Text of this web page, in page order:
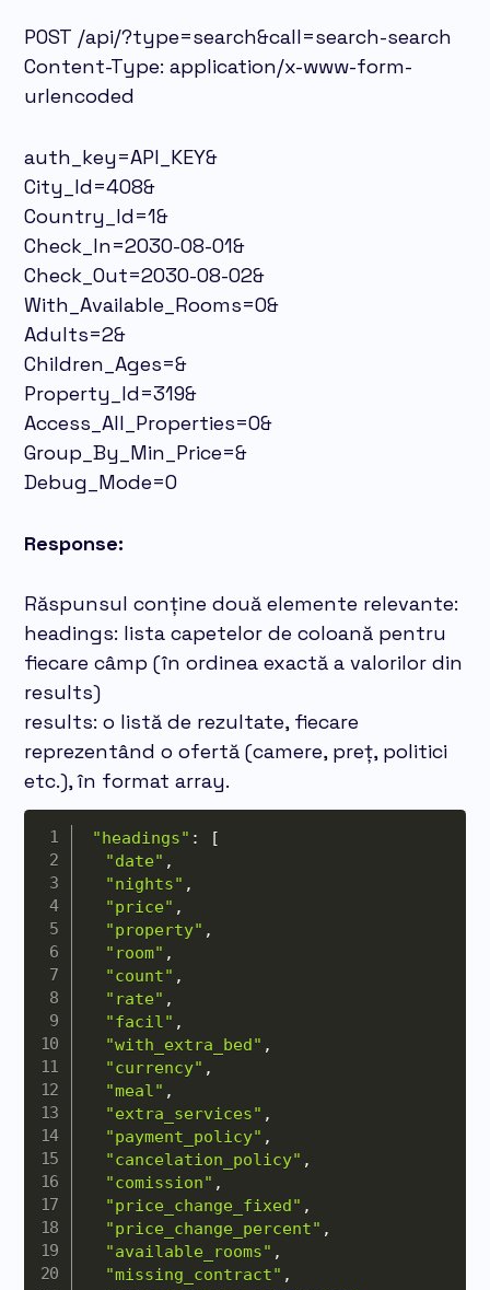
POST /api/?type=search&call=search-search
Content-Type: application/x-www-form-
urlencoded
auth_key=API_KEY&
City_Id=408&
Country_Id=1&
Check_In=2030-08-01&
Check_Out=2030-08-02&
With_Available_Rooms=0&
Adults=2&
Children_Ages=&
Property_Id=319&
Access_All_Properties=0&
Group_By_Min_Price=&
Debug_Mode=0
Response:
Răspunsul conține două elemente relevante:
headings: lista capetelor de coloană pentru
fiecare câmp (în ordinea exactă a valorilor din
results)
results: o listă de rezultate, fiecare
reprezentând o ofertă (camere, preț, politici
etc.), în format array.
"headings" :
[
"date" ,
"nights" ,
"price" ,
"property" ,
"room" ,
"count" ,
"rate" ,
"facil" ,
"with_extra_bed" ,
"currency" ,
"meal" ,
"extra_services" ,
"payment_policy" ,
"cancelation_policy" ,
"comission" ,
"price_change_fixed" ,
"price_change_percent" ,
"available_rooms" ,
"missing_contract" ,